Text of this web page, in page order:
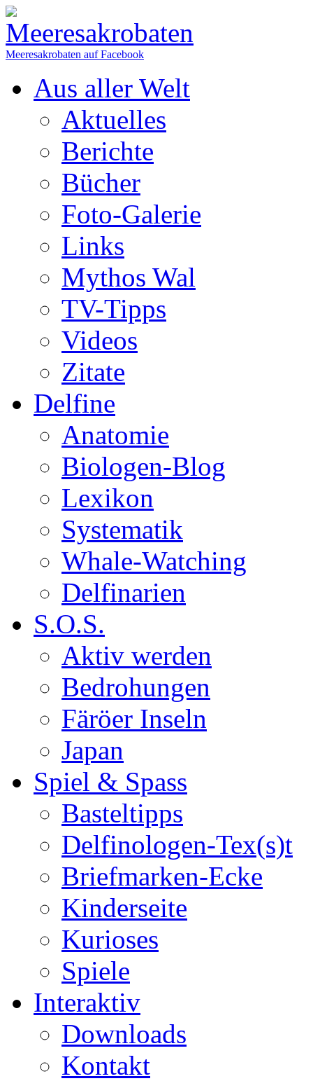
Meeresakrobaten auf Facebook
Aus aller Welt
Aktuelles
Berichte
Bücher
Foto-Galerie
Links
Mythos Wal
TV-Tipps
Videos
Zitate
Delfine
Anatomie
Biologen-Blog
Lexikon
Systematik
Whale-Watching
Delfinarien
S.O.S.
Aktiv werden
Bedrohungen
Färöer Inseln
Japan
Spiel & Spass
Basteltipps
Delfinologen-Tex(s)t
Briefmarken-Ecke
Kinderseite
Kurioses
Spiele
Interaktiv
Downloads
Kontakt